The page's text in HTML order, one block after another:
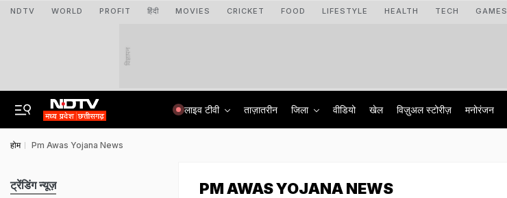
NDTV WORLD PROFIT हिंदी MOVIES CRICKET FOOD LIFESTYLE HEALTH TECH GAMES
विज्ञापन
लाइव टीवी ताज़ातरीन जिला वीडियो खेल विज़ुअल स्टोरीज़ मनोरंजन
होम Pm Awas Yojana News
PM AWAS YOJANA NEWS
ट्रेंडिंग न्यूज़